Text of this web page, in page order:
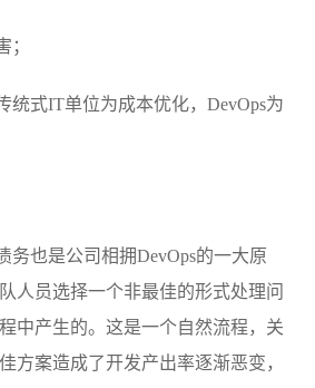
；
统式IT单位为成本优化，DevOps为
务也是公司相拥DevOps的一大原
人员选择一个非最佳的形式处理问
中产生的。这是一个自然流程，关
方案造成了开发产出率逐渐恶变，